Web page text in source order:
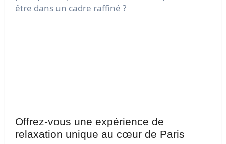
être dans un cadre raffiné ?
Offrez-vous une expérience de
relaxation unique au cœur de Paris